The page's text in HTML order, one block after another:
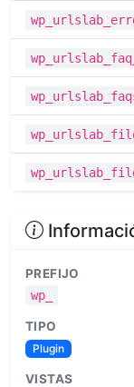
PREFIJO
wp_
TIPO
Plugin
VISTAS